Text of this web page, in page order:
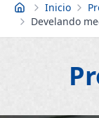
Inicio Inicio
Develando
comprensión